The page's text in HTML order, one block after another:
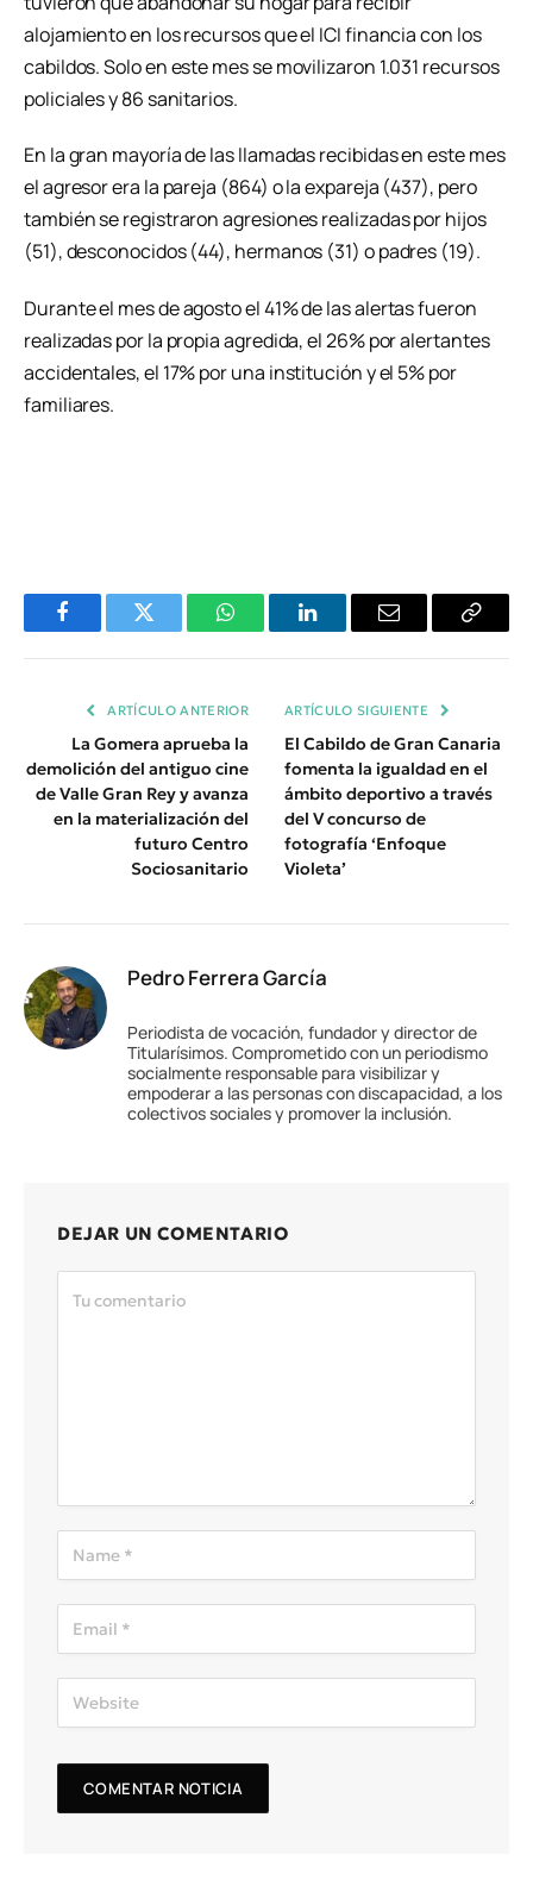
alojamiento en los recursos que el ICI financia con los
cabildos. Solo en este mes se movilizaron 1.031 recursos
policiales y 86 sanitarios.
En la gran mayoría de las llamadas recibidas en este mes
el agresor era la pareja (864) o la expareja (437), pero
también se registraron agresiones realizadas por hijos
(51), desconocidos (44), hermanos (31) o padres (19).
Durante el mes de agosto el 41% de las alertas fueron
realizadas por la propia agredida, el 26% por alertantes
accidentales, el 17% por una institución y el 5% por
familiares.
FacebookTwitter WhatsAppLinkedInEmail
Copiar
ARTÍCULO ANTERIOR
La Gomera aprueba la
demolición del antiguo cine
de Valle Gran Rey y avanza
en la materialización del
futuro Centro
Sociosanitario
ARTÍCULO SIGUIENTE
El Cabildo de Gran Canaria
fomenta la igualdad en el
ámbito deportivo a través
del V concurso de
fotografía ‘Enfoque
Violeta’
Pedro Ferrera García
Periodista de vocación, fundador y director de
Titularísimos. Comprometido con un periodismo
socialmente responsable para visibilizar y
empoderar a las personas con discapacidad, a los
colectivos sociales y promover la inclusión.
DEJAR UN COMENTARIO